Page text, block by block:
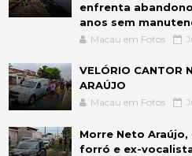
enfrenta
anos sem
Macau em Fotos
VELÓRIO CANTOR
ARAÚJO
Macau em Fotos
Morre Neto
forró e ex-